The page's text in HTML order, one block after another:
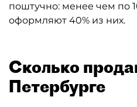
поштучно: менее чем по
оформляют 40% из них.
Сколько
Петербурге